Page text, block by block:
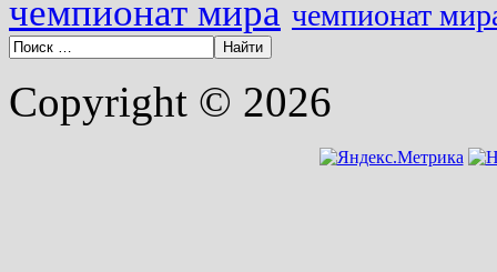
чемпионат мира чемпионат
Copyright © 2026